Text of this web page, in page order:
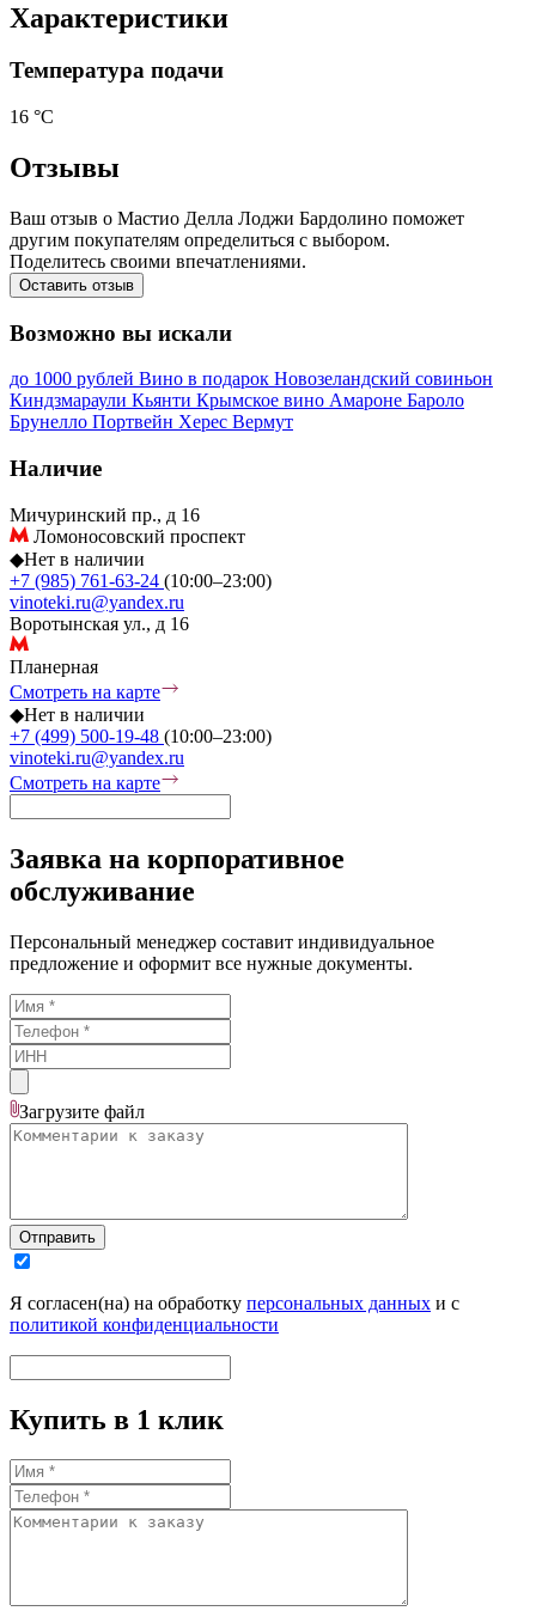
Характеристики
Температура подачи
16 °С
Отзывы
Ваш отзыв о Мастио Делла Лоджи Бардолино поможет
другим покупателям определиться с выбором.
Поделитесь своими впечатлениями.
Оставить отзыв
Возможно вы искали
до 1000 рублей Вино в подарок Новозеландский совиньон
Киндзмараули Кьянти Крымское вино Амароне Бароло
Брунелло Портвейн Херес Вермут
Наличие
Мичуринский пр., д 16
Ломоносовский проспект
◆Нет в наличии
+7 (985) 761-63-24 (10:00–23:00)
vinoteki.ru@yandex.ru
Воротынская ул., д 16
Планерная
Смотреть на карте
◆Нет в наличии
+7 (499) 500-19-48 (10:00–23:00)
vinoteki.ru@yandex.ru
Смотреть на карте
Заявка на корпоративное
обслуживание
Персональный менеджер составит индивидуальное
предложение и оформит все нужные документы.
Загрузите файл
Отправить
Я согласен(на) на обработку персональных данных и с
политикой конфиденциальности
Купить в 1 клик